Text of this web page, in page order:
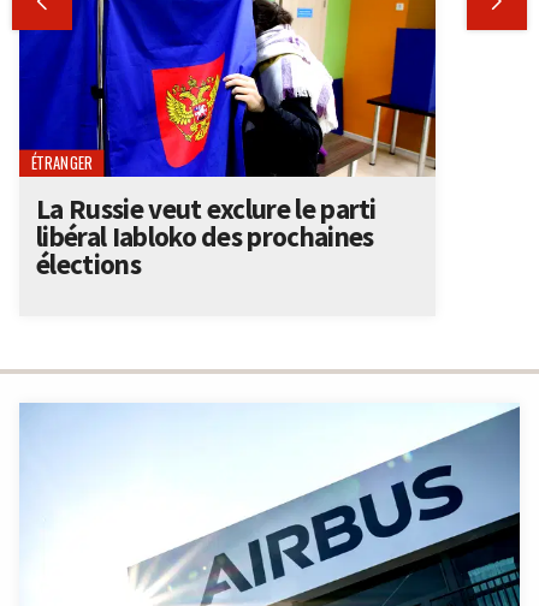
ÉTRANGER
La Russie veut exclure le parti
libéral Iabloko des prochaines
élections